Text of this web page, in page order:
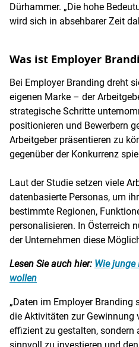
Dürhammer. „Die hohe
wird sich in absehbarer Zeit
Was ist Employer
Bei Employer Branding dreht
eigenen Marke – der
strategische Schritte
positionieren und Bewerbern
Arbeitgeber präsentieren zu
gegenüber der Konkurrenz
Laut der Studie setzen viele
datenbasierte Personas, um
bestimmte Regionen,
personalisieren. In Österreich
der Unternehmen diese
Lesen Sie auch hier: Wie
wollen
„Daten im Employer
die Aktivitäten zur Gewinnung
effizient zu gestalten, sondern
sinnvoll zu investieren und